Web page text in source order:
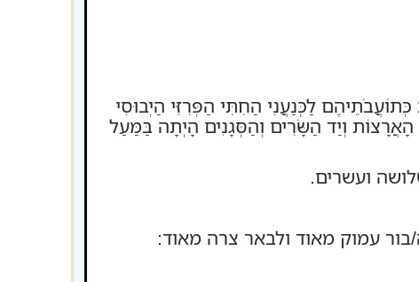
לַכְּנַעֲנִי הַחִתִּי הַפְּרִזִּי הַיְבוּסִי
וְיַד הַשָּׂרִים וְהַסְּגָנִים הָיְתָה בַּמַּעַל
ועשרים.
עמוק מאוד ולבאר צרה מאוד: